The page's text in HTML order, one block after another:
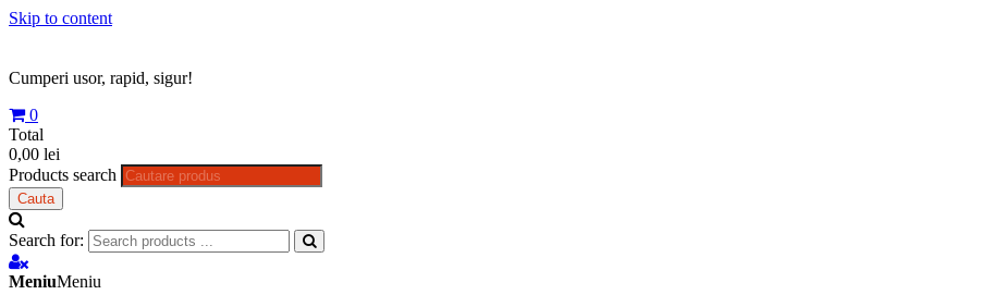
Skip to content
Cumperi usor, rapid, sigur!
0
Total
0,00 lei
Products search
Cauta
Search for:
MeniuMeniu